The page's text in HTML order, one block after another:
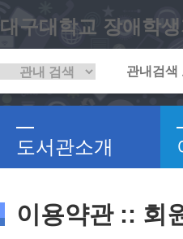
대구대학교 장애학
도서관소개
이용약관 :: 회